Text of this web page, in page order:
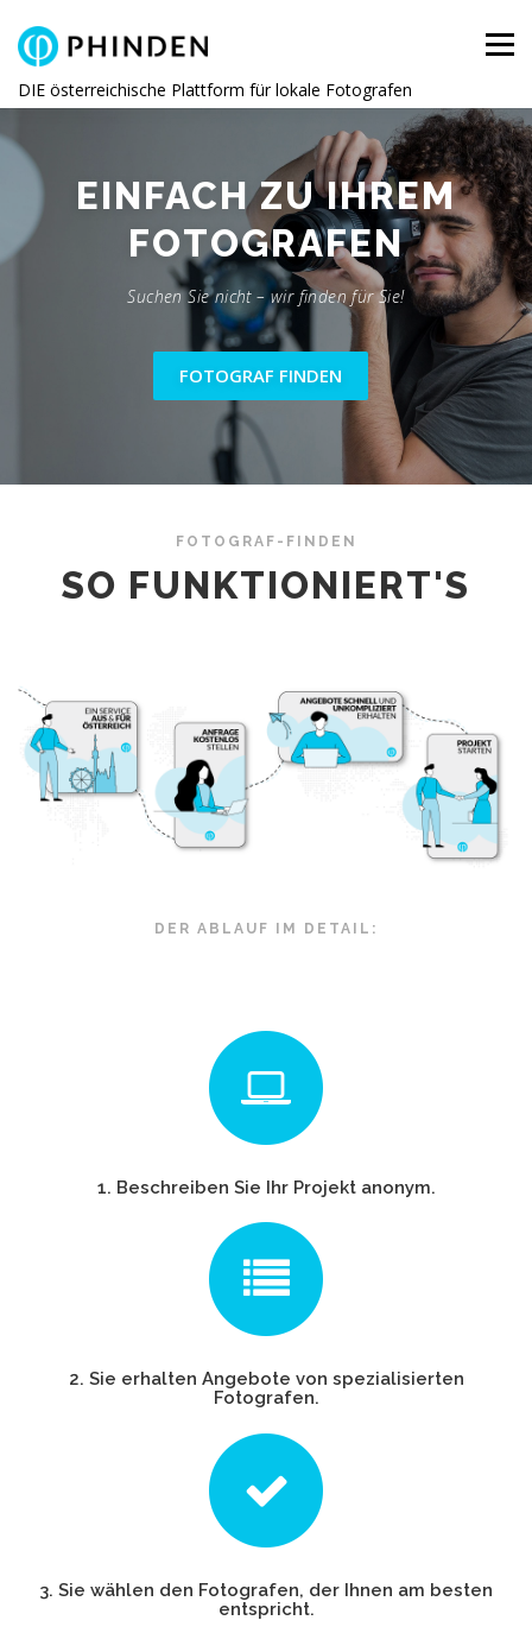
DIE österreichische Plattform für lokale Fotografen
Menü
SCHNELLZU IHREM
FOTOGRAFEN
Suchen Sie nicht – wir finden für Sie!
FOTOGRAF FINDEN
FOTOGRAF-FINDEN
SO FUNKTIONIERT'S
DER ABLAUF IM DETAIL:
1. Beschreiben Sie Ihr Projekt anonym.
2. Sie erhalten Angebote von spezialisierten
Fotografen.
3. Sie wählen den Fotografen, der Ihnen am besten
entspricht.